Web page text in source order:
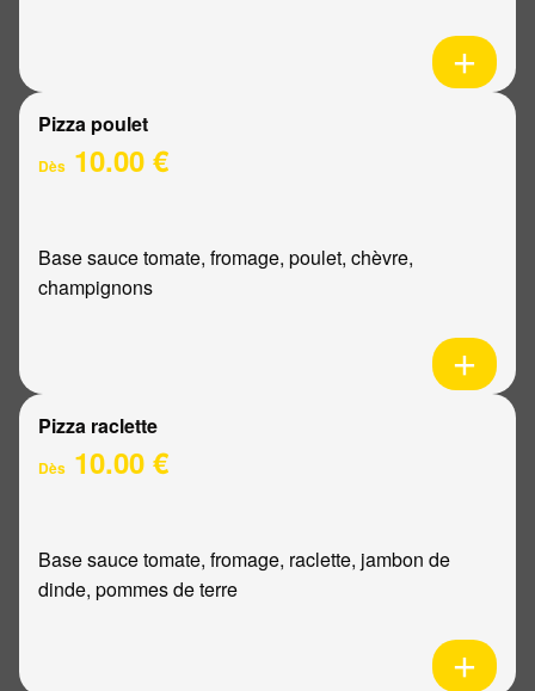
Pizza poulet
Dès 10.00 €
Base sauce tomate, fromage, poulet, chèvre,
champignons
Pizza raclette
Dès 10.00 €
Base sauce tomate, fromage, raclette, jambon de
dinde, pommes de terre